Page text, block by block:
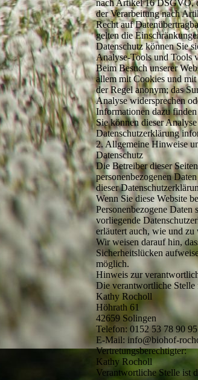
nach Artikel 16 DSGVO,
der Verarbeitung nach
Recht auf
gelten die
Datenschutz können Sie
Analyse-Tools und Tools
Beim Besuch unserer
allem mit Cookies und
der Regel anonym; das
Analyse widersprechen
Informationen dazu
Sie können dieser
Datenschutzerklärung
2. Allgemeine Hinweise
Datenschutz
Die Betreiber dieser
personenbezogenen
dieser
Wenn Sie diese Website
Personenbezogene
vorliegende
erläutert auch, wie und
Wir weisen darauf hin,
Sicherheitslücken
möglich.
Hinweis zur
Die verantwortliche Stelle
Kathy Rocholl
Höhrath 61
42659 Solingen
Telefon: 0152 53 78 90 95
E-Mail: info@biohof-
Vertretungs­berechtigter:
Kathy Rocholl
Verantwortliche Stelle ist